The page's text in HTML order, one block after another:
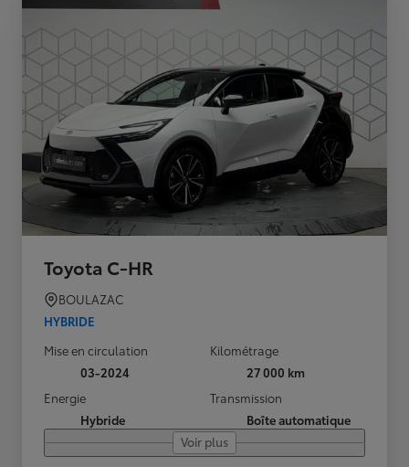
Toyota C-HR
BOULAZAC
HYBRIDE
Mise en circulation
03-2024
Kilométrage
27 000 km
Energie
Hybride
Transmission
Boîte automatique
Voir plus